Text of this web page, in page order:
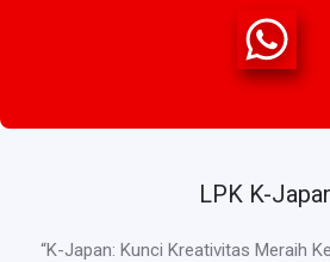
LPK K-
“K-Japan: Kunci Kreativitas Meraih